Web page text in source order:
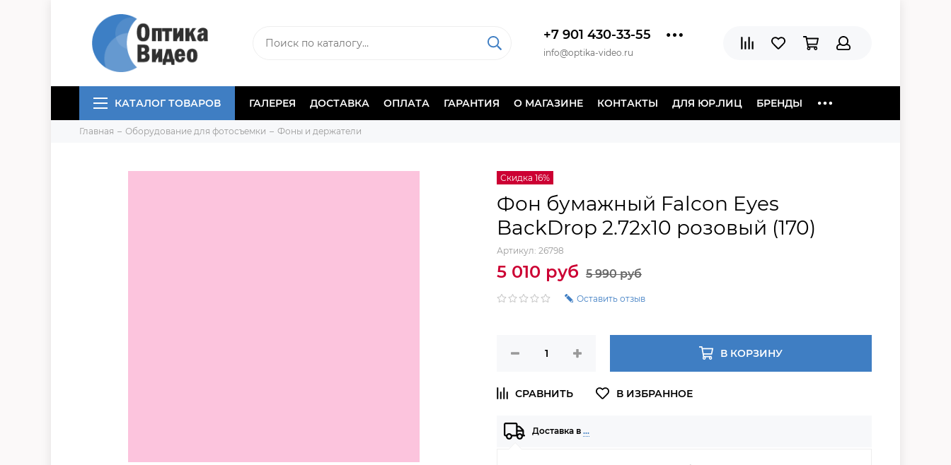
+7 901 430-33-55
info@optika-video.ru
КАТАЛОГ ТОВАРОВ ГАЛЕРЕЯ ДОСТАВКА ОПЛАТА ГАРАНТИЯ О МАГАЗИНЕ КОНТАКТЫ ДЛЯ ЮР.ЛИЦ БРЕНДЫ
Главная Оборудование для фотосъемки Фоны и держатели
Скидка 16%
Фон бумажный Falcon Eyes
BackDrop 2.72x10 розовый (170)
Артикул: 26798
5 010 руб 5 990 руб
Оставить отзыв
В КОРЗИНУ
Доставка в …